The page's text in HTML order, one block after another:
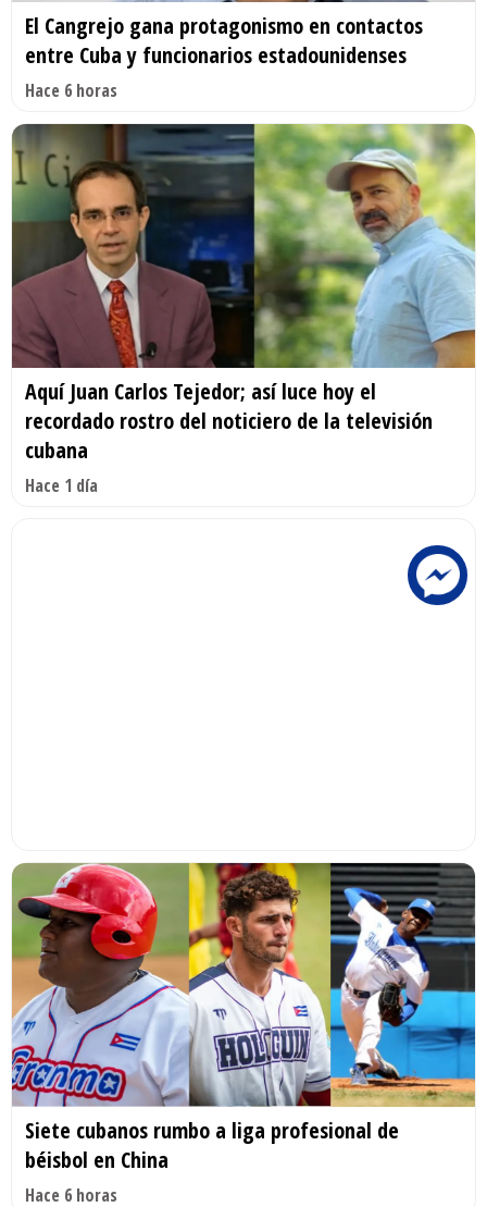
El Cangrejo gana protagonismo en contactos
entre Cuba y funcionarios estadounidenses
Hace 6 horas
Aquí Juan Carlos Tejedor; así luce hoy el
recordado rostro del noticiero de la televisión
cubana
Hace 1 día
Siete cubanos rumbo a liga profesional de
béisbol en China
Hace 6 horas